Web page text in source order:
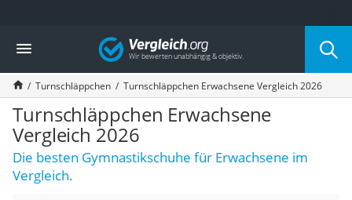
Die beliebtesten Vergleiche nach Kategorie
Freizeit & Sport
Gartentrampolin
Trampolin
Metalldetektor
Eufab-Fahrradträger
Trampolin 366 cm
Fahrradschloss
Aluminium-Koffer
Vergleich
Turnschläppchen Turnschläppchen Erwachsene Vergleich 2026
Turnschläppchen Erwachsene
Vergleich 2026
Die besten Gymnastikschuhe für Erwachsene im
Vergleich.